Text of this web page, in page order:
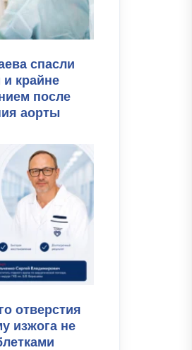
спасли
и крайне
после
аорты
отверстия
изжога не